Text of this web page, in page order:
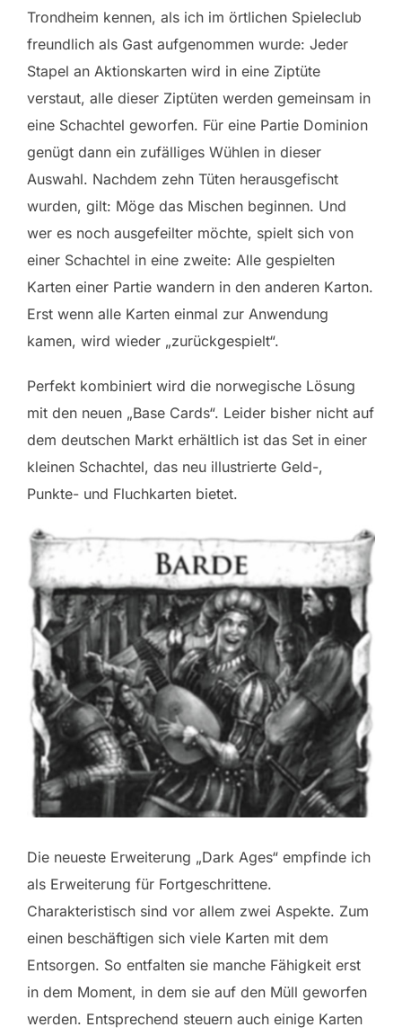
Trondheim kennen, als ich im örtlichen Spieleclub
freundlich als Gast aufgenommen wurde: Jeder
Stapel an Aktionskarten wird in eine Ziptüte
verstaut, alle dieser Ziptüten werden gemeinsam in
eine Schachtel geworfen. Für eine Partie Dominion
genügt dann ein zufälliges Wühlen in dieser
Auswahl. Nachdem zehn Tüten herausgefischt
wurden, gilt: Möge das Mischen beginnen. Und
wer es noch ausgefeilter möchte, spielt sich von
einer Schachtel in eine zweite: Alle gespielten
Karten einer Partie wandern in den anderen Karton.
Erst wenn alle Karten einmal zur Anwendung
kamen, wird wieder „zurückgespielt“.
Perfekt kombiniert wird die norwegische Lösung
mit den neuen „Base Cards“. Leider bisher nicht auf
dem deutschen Markt erhältlich ist das Set in einer
kleinen Schachtel, das neu illustrierte Geld-,
Punkte- und Fluchkarten bietet.
Die neueste Erweiterung „Dark Ages“ empfinde ich
als Erweiterung für Fortgeschrittene.
Charakteristisch sind vor allem zwei Aspekte. Zum
einen beschäftigen sich viele Karten mit dem
Entsorgen. So entfalten sie manche Fähigkeit erst
in dem Moment, in dem sie auf den Müll geworfen
werden. Entsprechend steuern auch einige Karten